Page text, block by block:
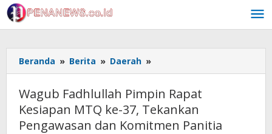
Skip
to
content
Beranda » Berita » Daerah »
Fadhlullah
Rapat
Kesiapan
MTQ
Wagub Fadhlullah Pimpin Rapat
Kesiapan MTQ ke-37, Tekankan
Pengawasan dan Komitmen Panitia